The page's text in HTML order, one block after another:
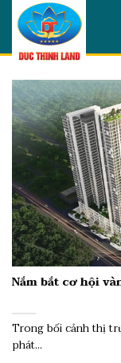
Skip
content
Nắm bắt cơ hội
Trong bối cảnh thị
phát...